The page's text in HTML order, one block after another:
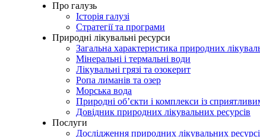
Про галузь
Історія галузі
Стратегії та програми
Природні лікувальні ресурси
Загальна характеристика природних
Мінеральні і термальні води
Лікувальні грязі та озокерит
Ропа лиманів та озер
Морська вода
Природні об’єкти і комплекси із
Довідник природних лікувальних ресурсів
Послуги
Дослідження природних лікувальних